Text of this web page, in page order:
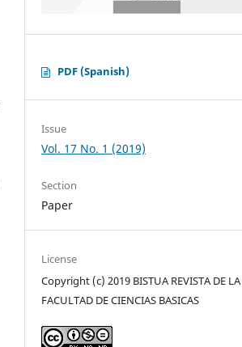
PDF (Spanish)
Issue
Vol. 17 No. 1 (2019)
Section
Paper
License
Copyright (c) 2019 BISTUA REVISTA DE LA
FACULTAD DE CIENCIAS BASICAS